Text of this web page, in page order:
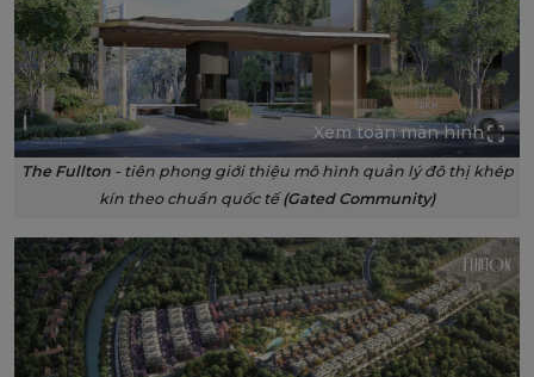
Xem toàn màn hình
The Fullton- tiên phong giới thiệu mô hình quản lý đô thị khép
kín theo chuẩn quốc tế(Gated Community)